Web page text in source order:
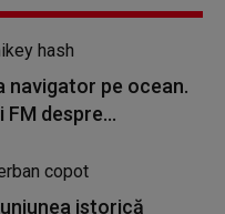
navigator pe ocean.
FM despre...
istorică